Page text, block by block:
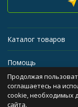
Каталог товаров
Помощь
Бренды
Продолжая
соглашаетесь на
cookie, необходимых
сайта.